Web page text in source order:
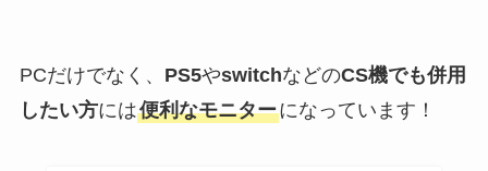
PCだけでなく、 PS5やswitchなどのCS機でも併用
したい方には便利なモニターになっています！